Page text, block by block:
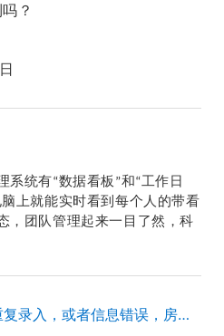
？
系统有“数据看板 ”和“ 工作日
上就能实时看到每个人的带看
，团队管理起来一目了然，科
房源总是重复录入，或者信息错误，房在线系统能管吗？